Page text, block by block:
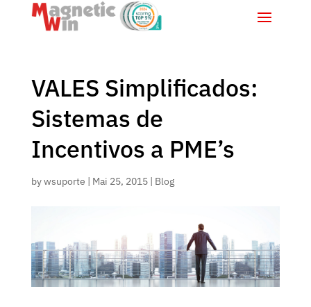
VALES Simplificados:
Sistemas de
Incentivos a PME’s
bywsuporte | Mai 25, 2015| Blog